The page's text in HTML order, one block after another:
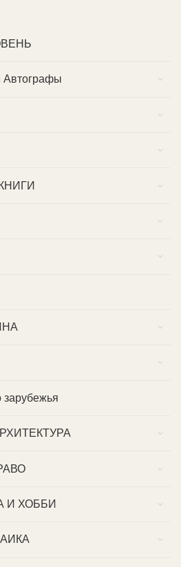
Автографы
зарубежья
И ХОББИ